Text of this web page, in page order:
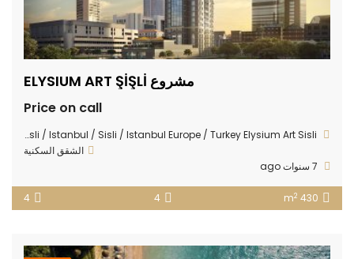
مشروع ELYSIUM ART ŞİŞLİ
Price on call
Sisli Merkez neighborhood bakery across the street No: 35 Sisli / Istanbul / Sisli / Istanbul Europe / Turkey Elysium Art Sisli
الشقق السكنية
430 m
2
4
4